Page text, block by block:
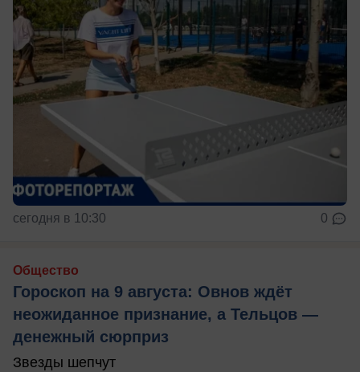
сегодня в 10:30 0
Общество
Гороскоп на 9 августа: Овнов ждёт
неожиданное признание, а Тельцов —
денежный сюрприз
Звезды шепчут